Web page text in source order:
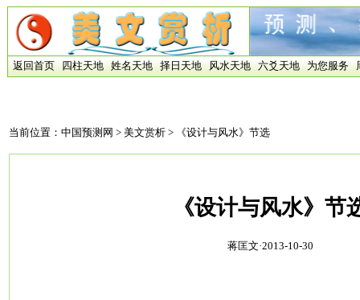
返回首页 四柱天地 姓名天地 择日天地 风水天地 六爻天地 为您服务
当前位置： 中国预测网 > 美文赏析 > 《设计与风水》节选
《设计与风水》节
蒋匡文·2013-10-30